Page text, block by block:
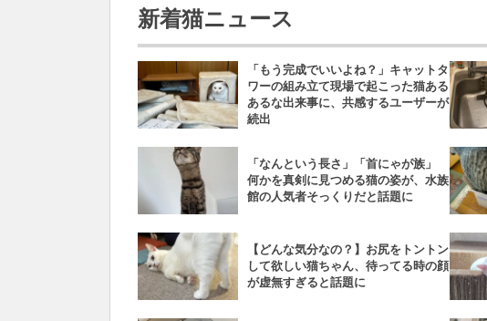
新着猫ニュース
「もう完成でいいよね？」キャットタ
ワーの組み立て現場で起こった猫ある
あるな出来事に、共感するユーザーが
続出
「なんという長さ」「首にゃが族」
何かを真剣に見つめる猫の姿が、水族
館の人気者そっくりだと話題に
【どんな気分なの？】お尻をトントン
して欲しい猫ちゃん、待ってる時の顔
が虚無すぎると話題に